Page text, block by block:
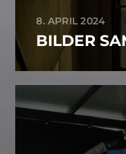
8. APRIL 2024
BILDER